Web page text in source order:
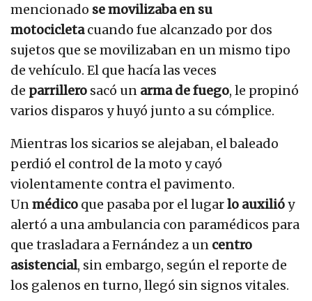
mencionado se movilizaba en su
motocicletacuando fue alcanzado por dos
sujetos que se movilizaban en un mismo tipo
de vehículo. El que hacía las veces
de parrillero sacó un arma de fuego, le propinó
varios disparos y huyó junto a su cómplice.
Mientras los sicarios se alejaban, el baleado
perdió el control de la moto y cayó
violentamente contra el pavimento.
Unmédico que pasaba por el lugarlo auxilióy
alertó a una ambulancia con paramédicos para
que trasladara a Fernández a un centro
asistencial, sin embargo, según el reporte de
los galenos en turno, llegó sin signos vitales.